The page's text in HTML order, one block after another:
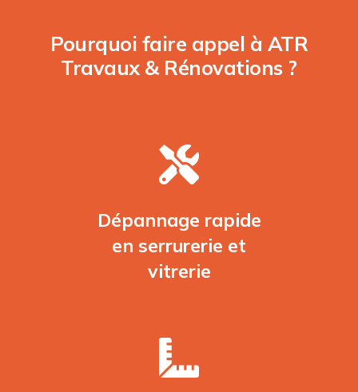
Pourquoi faire appel à ATR
Travaux & Rénovations ?
Dépannage rapide
en serrurerie et
vitrerie